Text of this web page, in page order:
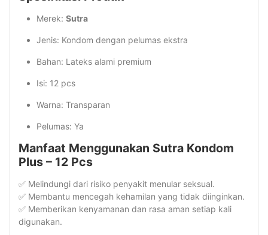
Merek: Sutra
Jenis: Kondom dengan pelumas ekstra
Bahan: Lateks alami premium
Isi: 12 pcs
Warna: Transparan
Pelumas: Ya
Manfaat Menggunakan Sutra Kondom
Plus – 12 Pcs
✅ Melindungi dari risiko penyakit menular seksual.
✅ Membantu mencegah kehamilan yang tidak diinginkan.
✅ Memberikan kenyamanan dan rasa aman setiap kali
digunakan.